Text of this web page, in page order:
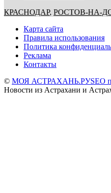
КРАСНОДАР, РОСТОВ-НА-
Карта сайта
Правила использования
Политика
Реклама
Контакты
© МОЯ АСТРАХАНЬ.РУSEO
Новости из Астрахани и